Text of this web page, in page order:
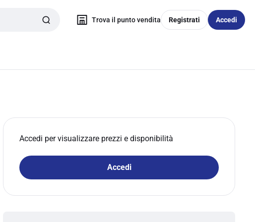
Trova il punto vendita Registrati Accedi
Accedi per visualizzare prezzi e disponibilità
Accedi